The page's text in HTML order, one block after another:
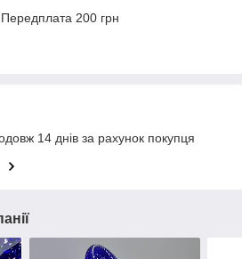
200 грн
14 днів за рахунок покупця